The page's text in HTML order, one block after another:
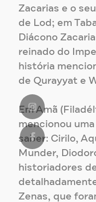
Zacarias e o
de Lod; em
Diácono
reinado do
história
de Qurayyat e
Em Amã
mencionou
saber: Cirilo,
Munder,
historiadores
Zenas, que